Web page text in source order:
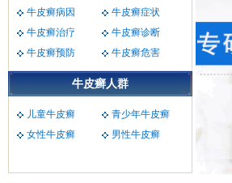
牛皮癣病因
牛皮癣症状
牛皮癣治疗
牛皮癣诊断
牛皮癣预防
牛皮癣危害
牛皮癣人群
儿童牛皮癣
青少年牛皮癣
女性牛皮癣
男性牛皮癣